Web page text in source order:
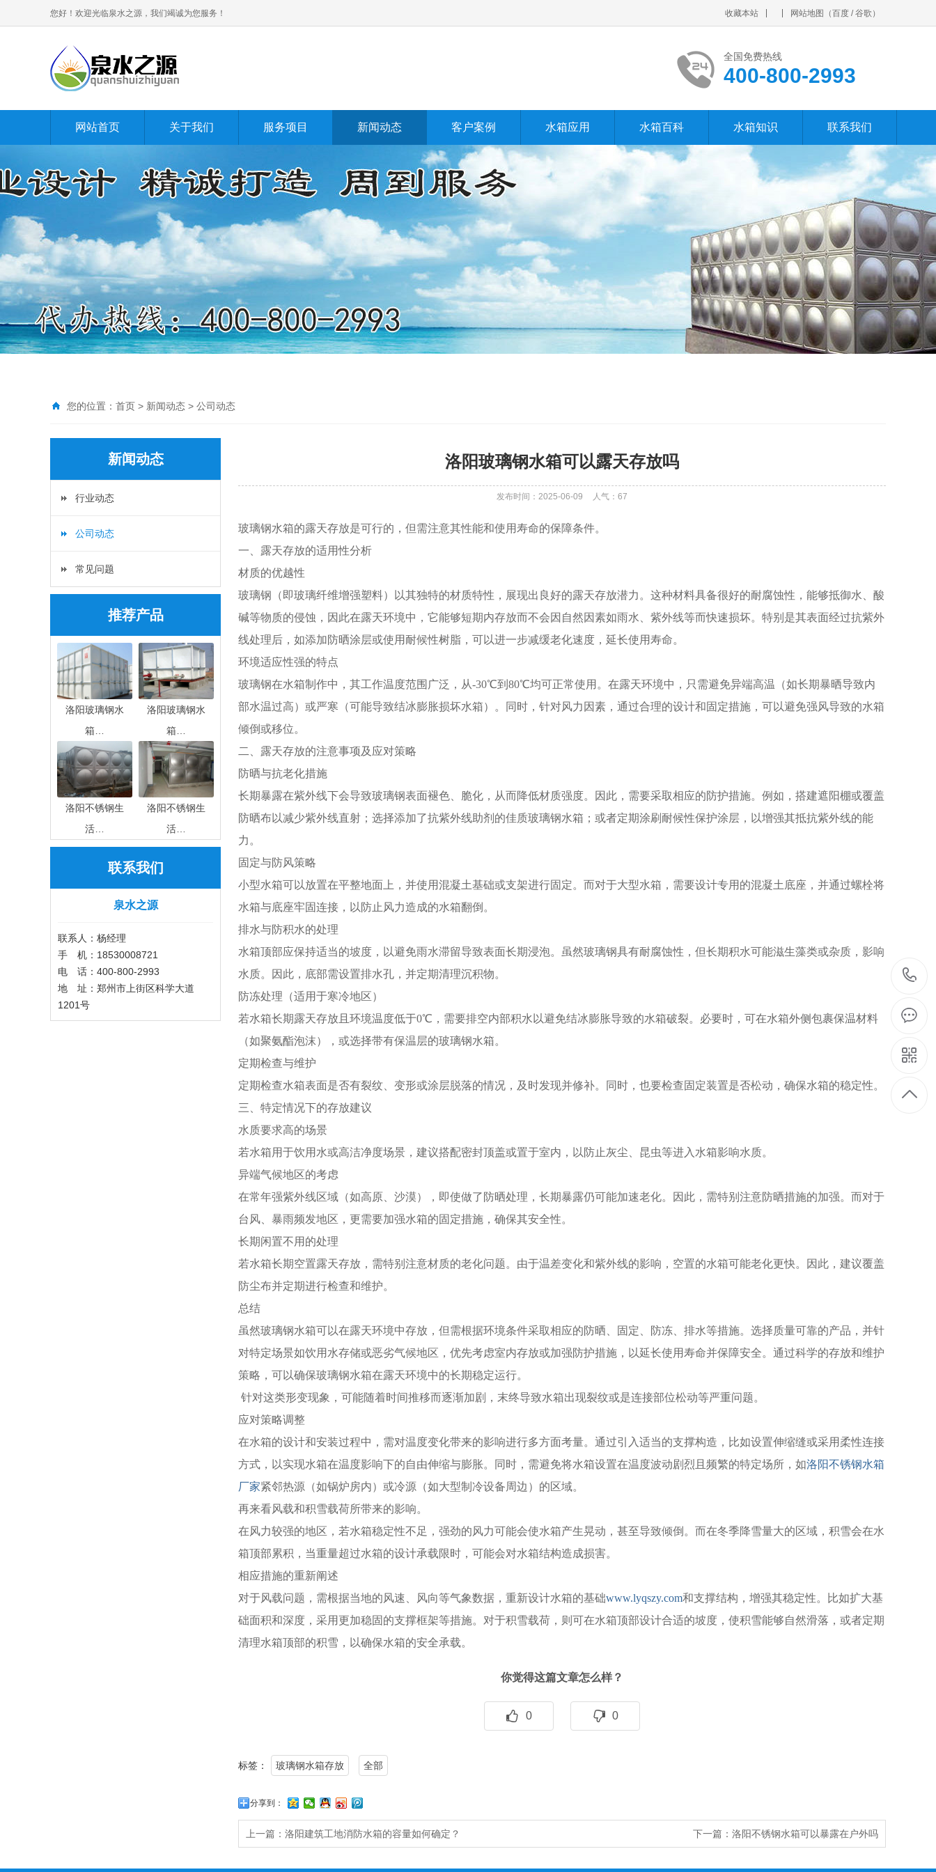
您好！欢迎光临泉水之源，我们竭诚为您服务！ 收藏本站 网站地图 （百度 /谷歌 ）
全国免费热线
400-800-2993
网站首页 关于我们 服务项目 新闻动态 客户案例 水箱应用 水箱百科 水箱知识 联系我们
您的位置： 首页 > 新闻动态 > 公司动态
新闻动态
行业动态
公司动态
常见问题
推荐产品
洛阳玻璃钢水
箱…
洛阳玻璃钢水
箱…
洛阳不锈钢生
活…
洛阳不锈钢生
活…
联系我们
泉水之源
联系人：杨经理
手 机：18530008721
电 话：400-800-2993
地 址：郑州市上街区科学大道
1201号
洛阳玻璃钢水箱可以露天存放吗
发布时间：2025-06-09 人气： 67
玻璃钢水箱的露天存放是可行的，但需注意其性能和使用寿命的保障条件。
一、露天存放的适用性分析
材质的优越性
玻璃钢（即玻璃纤维增强塑料）以其独特的材质特性，展现出良好的露天存放潜力。这种材料具备很好的耐腐蚀性，能够抵御水、酸
碱等物质的侵蚀，因此在露天环境中，它能够短期内存放而不会因自然因素如雨水、紫外线等而快速损坏。特别是其表面经过抗紫外
线处理后，如添加防晒涂层或使用耐候性树脂，可以进一步减缓老化速度，延长使用寿命。
环境适应性强的特点
玻璃钢在水箱制作中，其工作温度范围广泛，从-30℃到80℃均可正常使用。在露天环境中，只需避免异端高温（如长期暴晒导致内
部水温过高）或严寒（可能导致结冰膨胀损坏水箱）。同时，针对风力因素，通过合理的设计和固定措施，可以避免强风导致的水箱
倾倒或移位。
二、露天存放的注意事项及应对策略
防晒与抗老化措施
长期暴露在紫外线下会导致玻璃钢表面褪色、脆化，从而降低材质强度。因此，需要采取相应的防护措施。例如，搭建遮阳棚或覆盖
防晒布以减少紫外线直射；选择添加了抗紫外线助剂的佳质玻璃钢水箱；或者定期涂刷耐候性保护涂层，以增强其抵抗紫外线的能
力。
固定与防风策略
小型水箱可以放置在平整地面上，并使用混凝土基础或支架进行固定。而对于大型水箱，需要设计专用的混凝土底座，并通过螺栓将
水箱与底座牢固连接，以防止风力造成的水箱翻倒。
排水与防积水的处理
水箱顶部应保持适当的坡度，以避免雨水滞留导致表面长期浸泡。虽然玻璃钢具有耐腐蚀性，但长期积水可能滋生藻类或杂质，影响
水质。因此，底部需设置排水孔，并定期清理沉积物。
防冻处理（适用于寒冷地区）
若水箱长期露天存放且环境温度低于0℃，需要排空内部积水以避免结冰膨胀导致的水箱破裂。必要时，可在水箱外侧包裹保温材料
（如聚氨酯泡沫），或选择带有保温层的玻璃钢水箱。
定期检查与维护
定期检查水箱表面是否有裂纹、变形或涂层脱落的情况，及时发现并修补。同时，也要检查固定装置是否松动，确保水箱的稳定性。
三、特定情况下的存放建议
水质要求高的场景
若水箱用于饮用水或高洁净度场景，建议搭配密封顶盖或置于室内，以防止灰尘、昆虫等进入水箱影响水质。
异端气候地区的考虑
在常年强紫外线区域（如高原、沙漠），即使做了防晒处理，长期暴露仍可能加速老化。因此，需特别注意防晒措施的加强。而对于
台风、暴雨频发地区，更需要加强水箱的固定措施，确保其安全性。
长期闲置不用的处理
若水箱长期空置露天存放，需特别注意材质的老化问题。由于温差变化和紫外线的影响，空置的水箱可能老化更快。因此，建议覆盖
防尘布并定期进行检查和维护。
总结
虽然玻璃钢水箱可以在露天环境中存放，但需根据环境条件采取相应的防晒、固定、防冻、排水等措施。选择质量可靠的产品，并针
对特定场景如饮用水存储或恶劣气候地区，优先考虑室内存放或加强防护措施，以延长使用寿命并保障安全。通过科学的存放和维护
策略，可以确保玻璃钢水箱在露天环境中的长期稳定运行。
针对这类形变现象，可能随着时间推移而逐渐加剧，末终导致水箱出现裂纹或是连接部位松动等严重问题。
应对策略调整
在水箱的设计和安装过程中，需对温度变化带来的影响进行多方面考量。通过引入适当的支撑构造，比如设置伸缩缝或采用柔性连接
方式，以实现水箱在温度影响下的自由伸缩与膨胀。同时，需避免将水箱设置在温度波动剧烈且频繁的特定场所，如洛阳不锈钢水箱
厂家紧邻热源（如锅炉房内）或冷源（如大型制冷设备周边）的区域。
再来看风载和积雪载荷所带来的影响。
在风力较强的地区，若水箱稳定性不足，强劲的风力可能会使水箱产生晃动，甚至导致倾倒。而在冬季降雪量大的区域，积雪会在水
箱顶部累积，当重量超过水箱的设计承载限时，可能会对水箱结构造成损害。
相应措施的重新阐述
对于风载问题，需根据当地的风速、风向等气象数据，重新设计水箱的基础www.lyqszy.com和支撑结构，增强其稳定性。比如扩大基
础面积和深度，采用更加稳固的支撑框架等措施。对于积雪载荷，则可在水箱顶部设计合适的坡度，使积雪能够自然滑落，或者定期
清理水箱顶部的积雪，以确保水箱的安全承载。
你觉得这篇文章怎么样？
0 0
标签： 玻璃钢水箱存放 全部
分享到：
上一篇： 洛阳建筑工地消防水箱的容量如何确定？ 下一篇： 洛阳不锈钢水箱可以暴露在户外吗